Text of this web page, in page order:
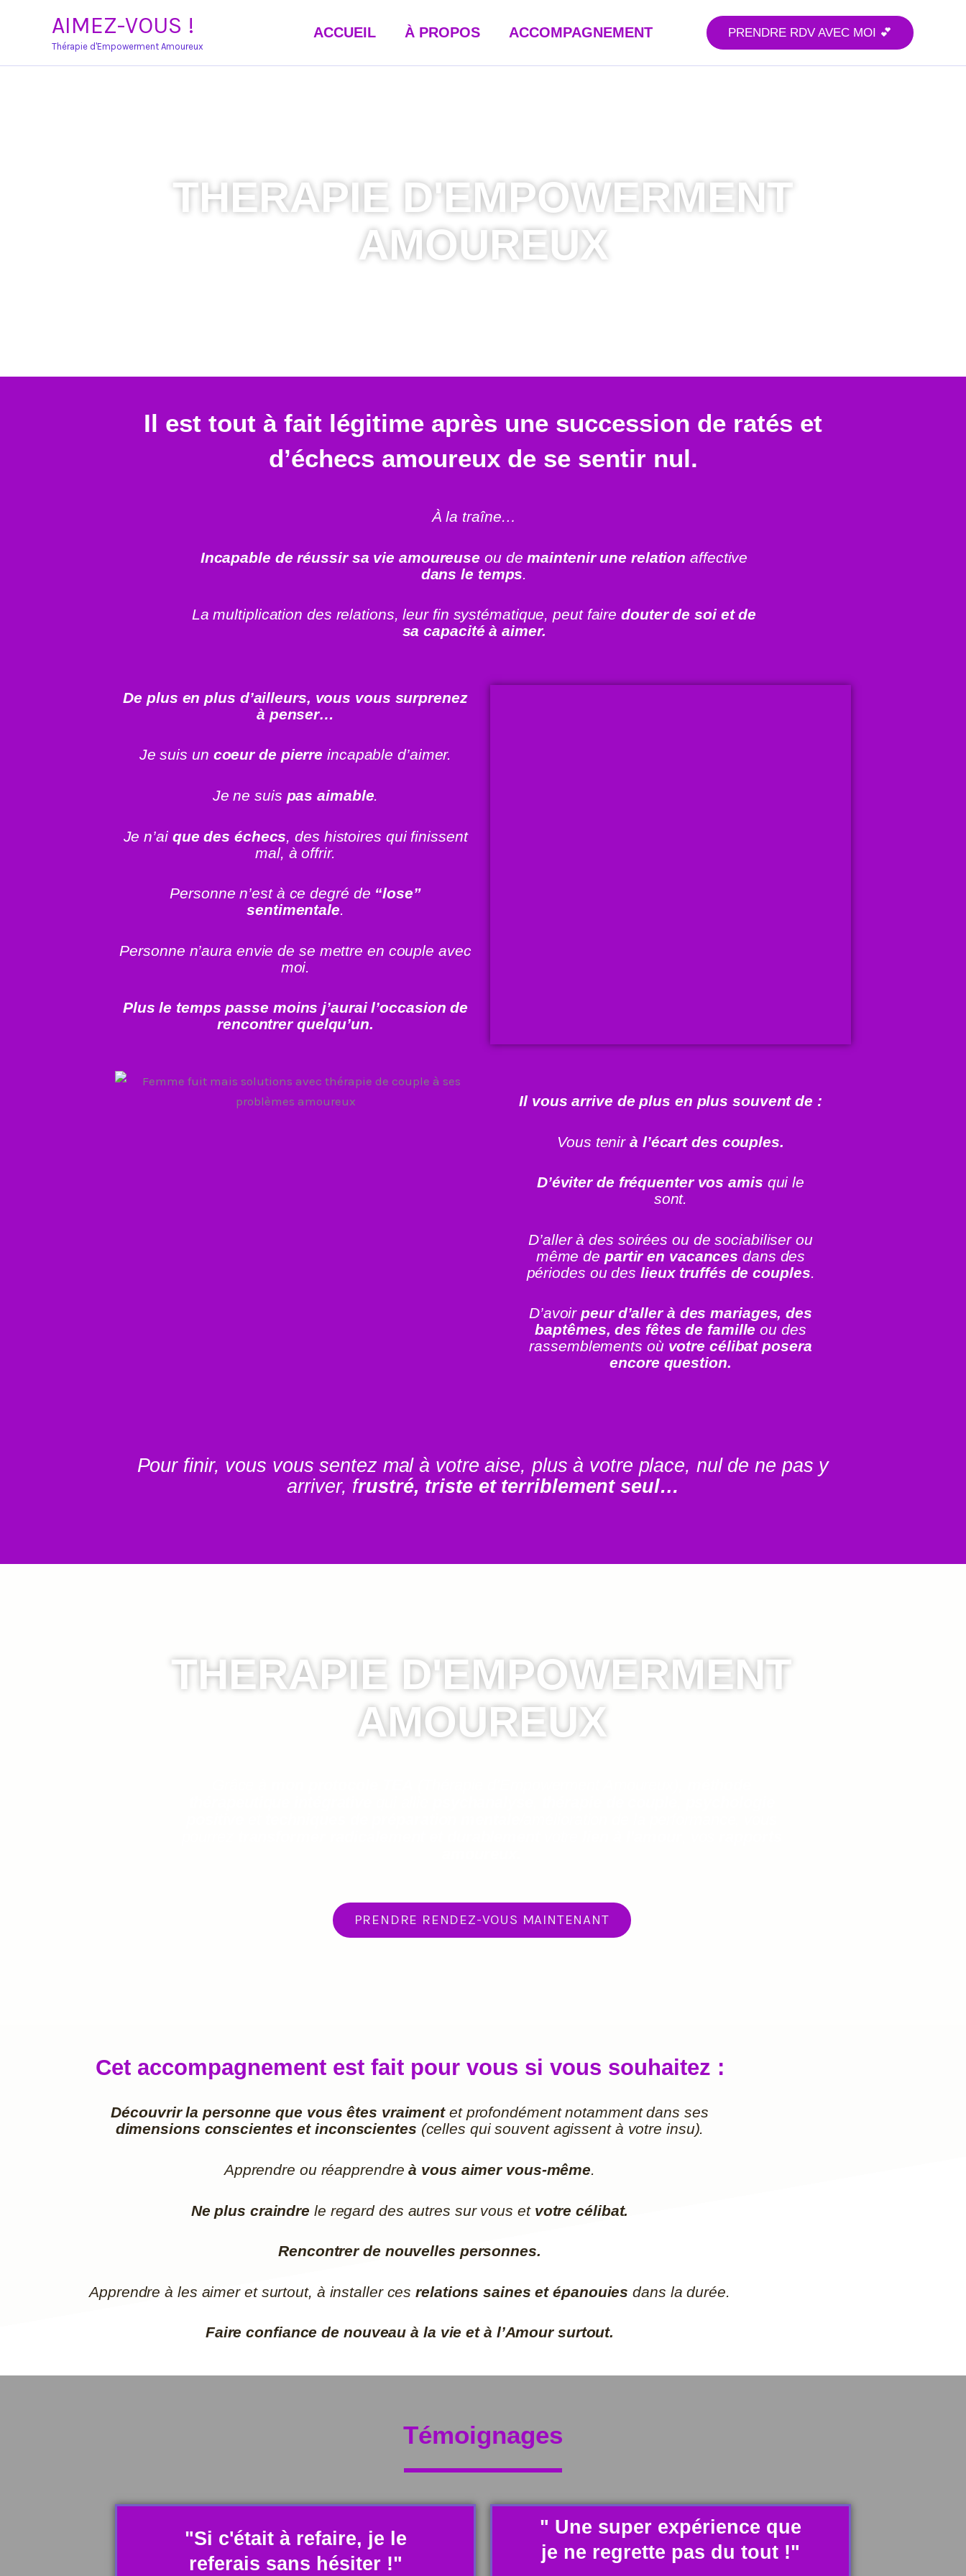
AIMEZ-VOUS !
Thérapie d'Empowerment Amoureux
ACCUEIL À PROPOS ACCOMPAGNEMENT PRENDRE RDV AVEC MOI 💕
THERAPIE D'EMPOWERMENT
AMOUREUX
Il est tout à fait légitime après une succession de ratés et
d’échecs amoureux de se sentir nul.
À la traîne…
Incapable de réussir sa vie amoureuse ou demaintenir une relation affective
dans le temps
La multiplication des relations, leur fin systématique, peut faire douter de soi et de
sa capacité à aimer.
De plus en plus d’ailleurs, vous vous surprenez
à penser…
Je suis un coeur de pierre incapable d’aimer.
Je ne suis pas aimable.
Je n’ai que des échecs , des histoires qui finissent
mal, à offrir.
Personne n’est à ce degré de “lose”
sentimentale.
Personne n’aura envie de se mettre en couple avec
moi.
Plus le temps passe moins j’aurai l’occasion de
rencontrer quelqu’un.
Il vous arrive de plus en plus souvent de :
Vous tenirà l’écart des couples.
D’éviter de fréquenter vos amis qui le
sont.
D’aller à des soirées ou de sociabiliser ou
même de partir en vacances dans des
périodes ou des lieux truffés de couples.
D’avoirpeur d’aller à des mariages, des
baptêmes, des fêtes de famille ou des
rassemblements où votre célibat posera
encore question.
Pour finir, vous vous sentez mal à votre aise, plus à votre place, nul de ne pas y
arriver, frustré, triste et terriblement seul…
THERAPIE D'EMPOWERMENT
AMOUREUX
PRENDRE RENDEZ-VOUS MAINTENANT
Cet accompagnement est fait pour vous si vous souhaitez :
Découvrir la personne que vous êtes vraimentet profondément notamment dans ses
dimensions conscientes et inconscientes (celles qui souvent agissent à votre insu).
Apprendre ou réapprendreà vous aimer vous-même.
Ne plus craindre le regard des autres sur vous et votre célibat.
Rencontrer de nouvelles personnes.
Apprendre à les aimer et surtout, à installer cesrelations saines et épanouies dans la durée.
Faire confiance de nouveau à la vie et à l’Amour surtout.
Témoignages
"Si c'était à refaire, je le
referais sans hésiter !"
" Une super expérience que
je ne regrette pas du tout !"